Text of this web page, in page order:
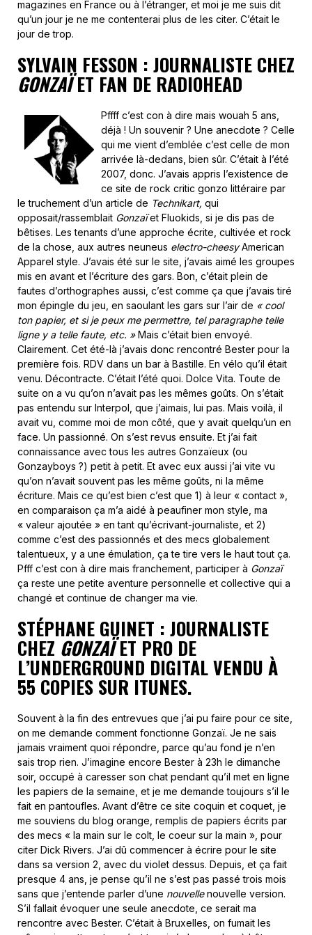
magazines en France ou à l’étranger, et moi je me suis dit
qu’un jour je ne me contenterai plus de les citer. C’était le
jour de trop.
SYLVAIN FESSON : JOURNALISTE CHEZ
GONZAÏET FAN DE RADIOHEAD
Pffff c’est con à dire mais wouah 5 ans,
déjà ! Un souvenir ? Une anecdote ? Celle
qui me vient d’emblée c’est celle de mon
arrivée là-dedans, bien sûr. C’était à l’été
2007, donc. J’avais appris l’existence de
ce site de rock critic gonzo littéraire par
le truchement d’un article de Technikart, qui
opposait/rassemblait Gonzaïet Fluokids, si je dis pas de
bêtises. Les tenants d’une approche écrite, cultivée et rock
de la chose, aux autres neuneus electro-cheesyAmerican
Apparel style. J’avais été sur le site, j’avais aimé les groupes
mis en avant et l’écriture des gars. Bon, c’était plein de
fautes d’orthographes aussi, c’est comme ça que j’avais tiré
mon épingle du jeu, en saoulant les gars sur l’air de « cool
ton papier, et si je peux me permettre, tel paragraphe telle
ligne y a telle faute, etc. »Mais c’était bien envoyé.
Clairement. Cet été-là j’avais donc rencontré Bester pour la
première fois. RDV dans un bar à Bastille. En vélo qu’il était
venu. Décontracte. C’était l’été quoi. Dolce Vita. Toute de
suite on a vu qu’on n’avait pas les mêmes goûts. On s’était
pas entendu sur Interpol, que j’aimais, lui pas. Mais voilà, il
avait vu, comme moi de mon côté, que y avait quelqu’un en
face. Un passionné. On s’est revus ensuite. Et j’ai fait
connaissance avec tous les autres Gonzaïeux (ou
Gonzayboys ?) petit à petit. Et avec eux aussi j’ai vite vu
qu’on n’avait souvent pas les même goûts, ni la même
écriture. Mais ce qu’est bien c’est que 1) à leur « contact »,
en comparaison ça m’a aidé à peaufiner mon style, ma
« valeur ajoutée » en tant qu’écrivant-journaliste, et 2)
comme c’est des passionnés et des mecs globalement
talentueux, y a une émulation, ça te tire vers le haut tout ça.
Pfff c’est con à dire mais franchement, participer à Gonzaï
ça reste une petite aventure personnelle et collective qui a
changé et continue de changer ma vie.
STÉPHANE GUINET : JOURNALISTE
CHEZ GONZAÏET PRO DE
L’UNDERGROUND DIGITAL VENDU À
55 COPIES SUR ITUNES.
Souvent à la fin des entrevues que j’ai pu faire pour ce site,
on me demande comment fonctionne Gonzaï. Je ne sais
jamais vraiment quoi répondre, parce qu’au fond je n’en
sais trop rien. J’imagine encore Bester à 23h le dimanche
soir, occupé à caresser son chat pendant qu’il met en ligne
les papiers de la semaine, et je me demande toujours s’il le
fait en pantoufles. Avant d’être ce site coquin et coquet, je
me souviens du blog orange, remplis de papiers écrits par
des mecs « la main sur le colt, le coeur sur la main », pour
citer Dick Rivers. J’ai dû commencer à écrire pour le site
dans sa version 2, avec du violet dessus. Depuis, et ça fait
presque 4 ans, je pense qu’il ne s’est pas passé trois mois
sans que j’entende parler d’une nouvellenouvelle version.
S’il fallait évoquer une seule anecdote, ce serait ma
rencontre avec Bester. C’était à Bruxelles, on fumait les